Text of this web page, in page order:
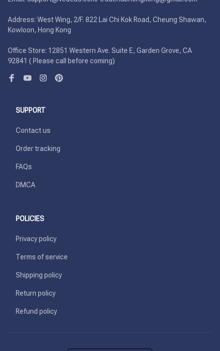
Address: West Wing, 2/F. 822 Lai Chi Kok Road, Cheung Shawan,
Kowloon, Hong Kong
Office Store: 12851 Western Ave. Suite E, Garden Grove, CA
92841 ( Please call before coming)
SUPPORT
Contact us
Order tracking
FAQs
DMCA
POLICIES
Privacy policy
Terms of service
Shipping policy
Return policy
Refund policy